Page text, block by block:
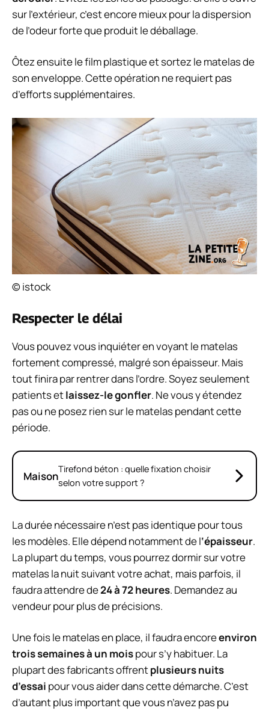
sur l’extérieur, c’est encore mieux pour la dispersion
de l’odeur forte que produit le déballage.
Ôtez ensuite le film plastique et sortez le matelas de
son enveloppe. Cette opération ne requiert pas
d’efforts supplémentaires.
© istock
Respecter le délai
Vous pouvez vous inquiéter en voyant le matelas
fortement compressé, malgré son épaisseur. Mais
tout finira par rentrer dans l’ordre. Soyez seulement
patients etlaissez-le gonfler. Ne vous y étendez
pas ou ne posez rien sur le matelas pendant cette
période.
MaisonTirefond béton : quelle fixation choisir
selon votre support ?
La durée nécessaire n’est pas identique pour tous
les modèles. Elle dépend notamment de l‘épaisseur.
La plupart du temps, vous pourrez dormir sur votre
matelas la nuit suivant votre achat, mais parfois, il
faudra attendre de24 à 72 heures. Demandez au
vendeur pour plus de précisions.
Une fois le matelas en place, il faudra encoreenviron
trois semaines à un moispour s’y habituer. La
plupart des fabricants offrentplusieurs nuits
d’essai pour vous aider dans cette démarche. C’est
d’autant plus important que vous n’avez pas pu